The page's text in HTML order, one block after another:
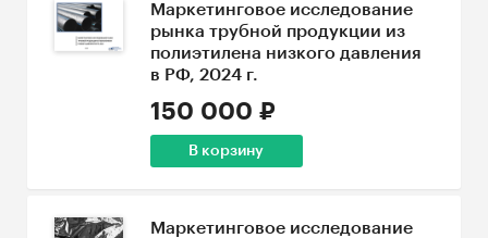
Маркетинговое исследование
рынка трубной продукции из
полиэтилена низкого давления
в РФ, 2024 г.
150 000 ₽
В корзину
Маркетинговое исследование